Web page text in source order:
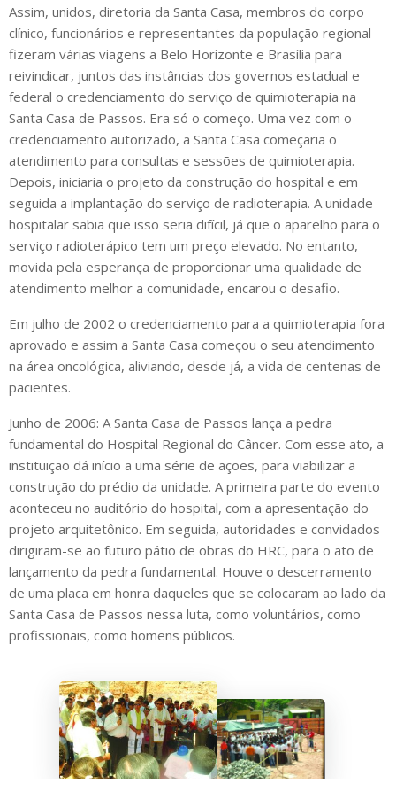
Assim, unidos, diretoria da Santa Casa, membros do corpo
clínico, funcionários e representantes da população regional
fizeram várias viagens a Belo Horizonte e Brasília para
reivindicar, juntos das instâncias dos governos estadual e
federal o credenciamento do serviço de quimioterapia na
Santa Casa de Passos. Era só o começo. Uma vez com o
credenciamento autorizado, a Santa Casa começaria o
atendimento para consultas e sessões de quimioterapia.
Depois, iniciaria o projeto da construção do hospital e em
seguida a implantação do serviço de radioterapia. A unidade
hospitalar sabia que isso seria difícil, já que o aparelho para o
serviço radioterápico tem um preço elevado. No entanto,
movida pela esperança de proporcionar uma qualidade de
atendimento melhor a comunidade, encarou o desafio.
Em julho de 2002 o credenciamento para a quimioterapia fora
aprovado e assim a Santa Casa começou o seu atendimento
na área oncológica, aliviando, desde já, a vida de centenas de
pacientes.
Junho de 2006: A Santa Casa de Passos lança a pedra
fundamental do Hospital Regional do Câncer. Com esse ato, a
instituição dá início a uma série de ações, para viabilizar a
construção do prédio da unidade. A primeira parte do evento
aconteceu no auditório do hospital, com a apresentação do
projeto arquitetônico. Em seguida, autoridades e convidados
dirigiram-se ao futuro pátio de obras do HRC, para o ato de
lançamento da pedra fundamental. Houve o descerramento
de uma placa em honra daqueles que se colocaram ao lado da
Santa Casa de Passos nessa luta, como voluntários, como
profissionais, como homens públicos.